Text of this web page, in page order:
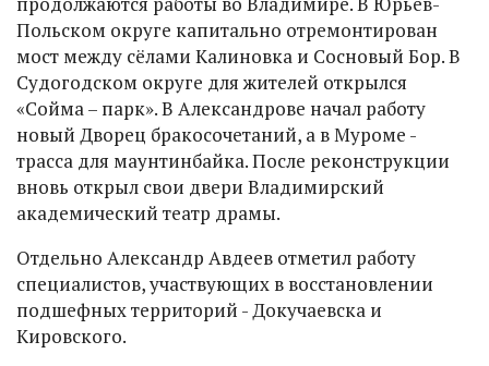
Польском округе капитально отремонтирован
мост между сёлами Калиновка и Сосновый Бор. В
Судогодском округе для жителей открылся
«Сойма – парк». В Александрове начал работу
новый Дворец бракосочетаний, а в Муроме -
трасса для маунтинбайка. После реконструкции
вновь открыл свои двери Владимирский
академический театр драмы.
Отдельно Александр Авдеев отметил работу
специалистов, участвующих в восстановлении
подшефных территорий - Докучаевска и
Кировского.